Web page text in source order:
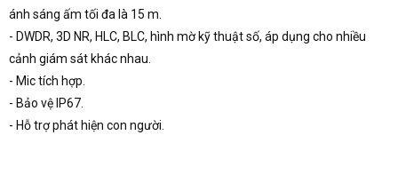
ánh sáng ấm tối đa là 15 m.
- DWDR, 3D NR, HLC, BLC, hình mờ kỹ thuật số, áp dụng cho nhiều
cảnh giám sát khác nhau.
- Mic tích hợp.
- Bảo vệ IP67.
- Hỗ trợ phát hiện con người.